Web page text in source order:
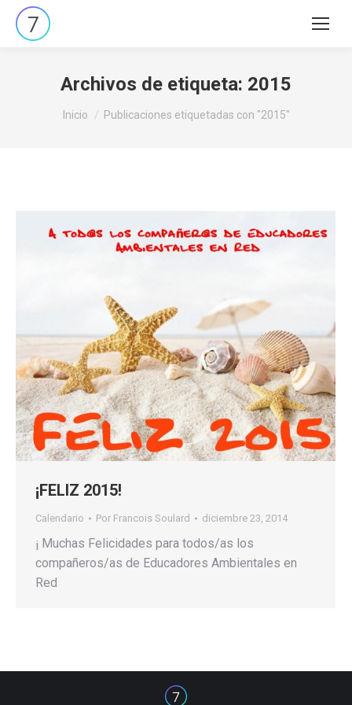
Buscar:
Archivos de etiqueta: 2015
Estás aquí:
Inicio Publicaciones etiquetadas con "2015"
¡FELIZ 2015!
Calendario Por Francois Soulard diciembre 23, 2014
¡ Muchas Felicidades para todos/as los
compañeros/as de Educadores Ambientales en
Red